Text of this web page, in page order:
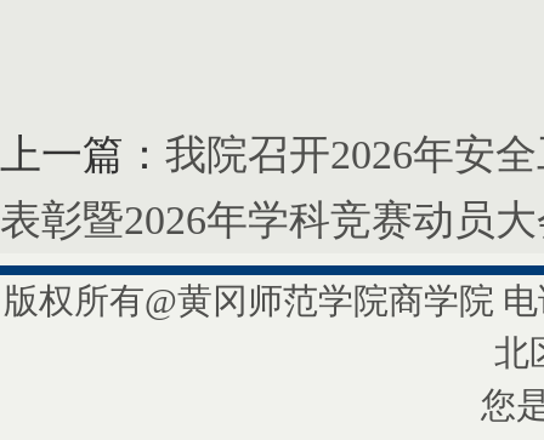
上一篇： 我院召开2026年安
表彰暨2026年学科竞赛动员
版权所有@黄冈师范学院商学院
北
您